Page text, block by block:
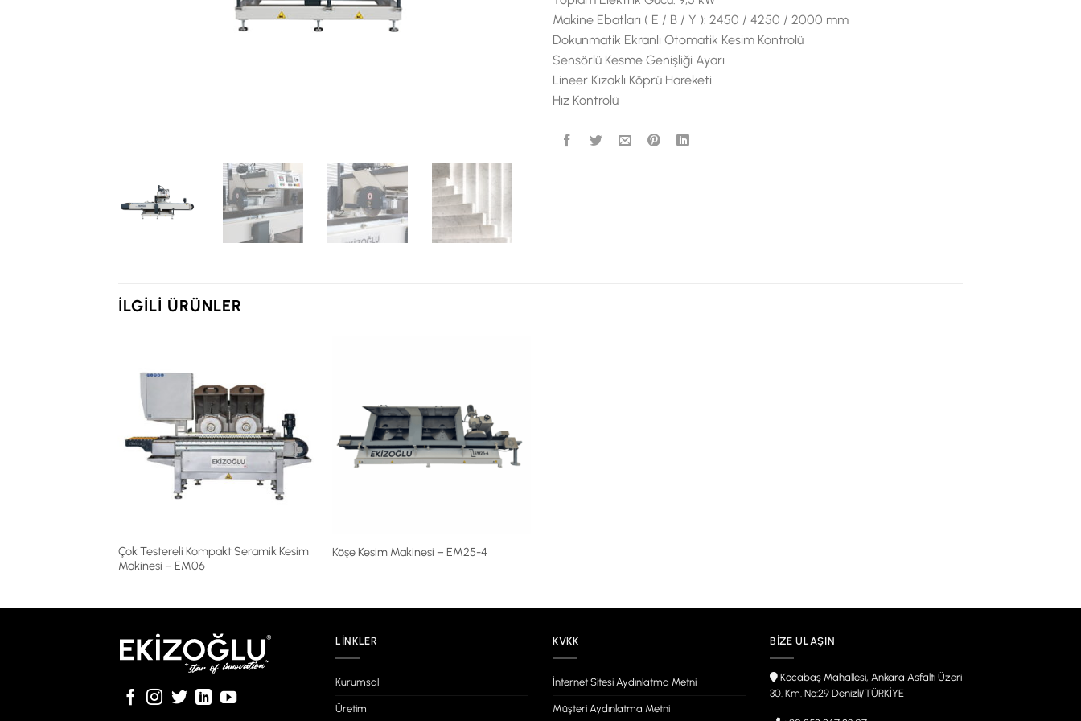
Makine Ebatları ( E / B / Y ): 2450 / 4250 / 2000 mm
Dokunmatik Ekranlı Otomatik Kesim Kontrolü
Sensörlü Kesme Genişliği Ayarı
Lineer Kızaklı Köprü Hareketi
Hız Kontrolü
İLGILI ÜRÜNLER
Çok Testereli Kompakt Seramik Kesim
Makinesi – EM06
Köşe Kesim Makinesi – EM25-4
LINKLER
Kurumsal
Üretim
KVKK
İnternet Sitesi Aydınlatma Metni
Müşteri Aydınlatma Metni
BIZE ULAŞIN
Kocabaş Mahallesi, Ankara Asfaltı Üzeri
30. Km. No:29 Denizli/TÜRKİYE